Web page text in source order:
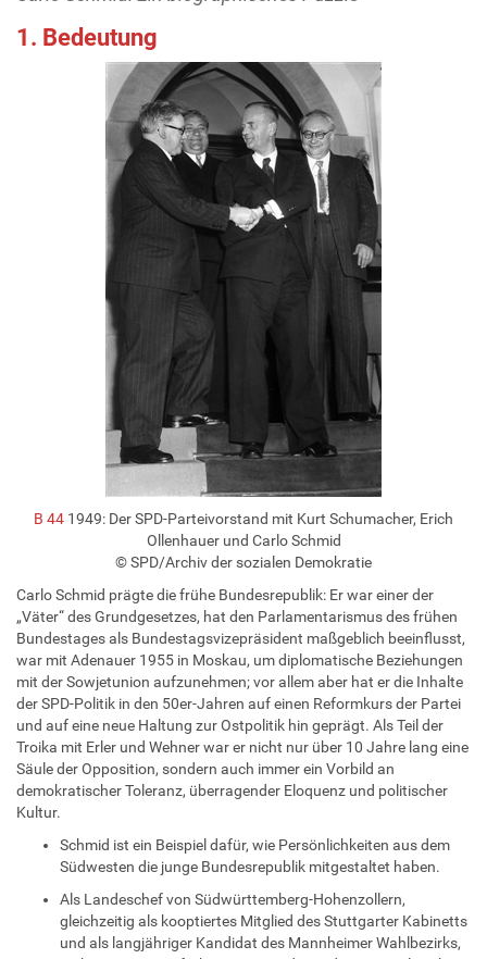
1. Bedeutung
B 44 1949: Der SPD-Parteivorstand mit Kurt Schumacher, Erich
Ollenhauer und Carlo Schmid
© SPD/Archiv der sozialen Demokratie
Carlo Schmid prägte die frühe Bundesrepublik: Er war einer der
„Väter“ des Grundgesetzes, hat den Parlamentarismus des frühen
Bundestages als Bundestagsvizepräsident maßgeblich beeinflusst,
war mit Adenauer 1955 in Moskau, um diplomatische Beziehungen
mit der Sowjetunion aufzunehmen; vor allem aber hat er die Inhalte
der SPD-Politik in den 50er-Jahren auf einen Reformkurs der Partei
und auf eine neue Haltung zur Ostpolitik hin geprägt. Als Teil der
Troika mit Erler und Wehner war er nicht nur über 10 Jahre lang eine
Säule der Opposition, sondern auch immer ein Vorbild an
demokratischer Toleranz, überragender Eloquenz und politischer
Kultur.
Schmid ist ein Beispiel dafür, wie Persönlichkeiten aus dem
Südwesten die junge Bundesrepublik mitgestaltet haben.
Als Landeschef von Südwürttemberg-Hohenzollern,
gleichzeitig als kooptiertes Mitglied des Stuttgarter Kabinetts
und als langjähriger Kandidat des Mannheimer Wahlbezirks,